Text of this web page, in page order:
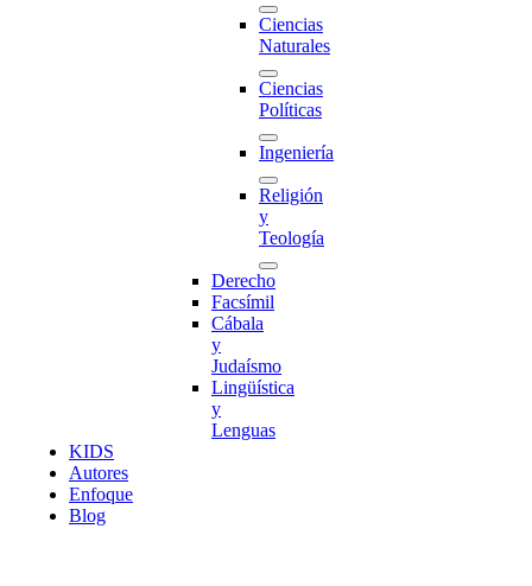
Ciencias
Naturales
Ciencias
Políticas
Ingeniería
Religión
y
Teología
Derecho
Facsímil
Cábala
y
Judaísmo
Lingüística
y
Lenguas
KIDS
Autores
Enfoque
Blog